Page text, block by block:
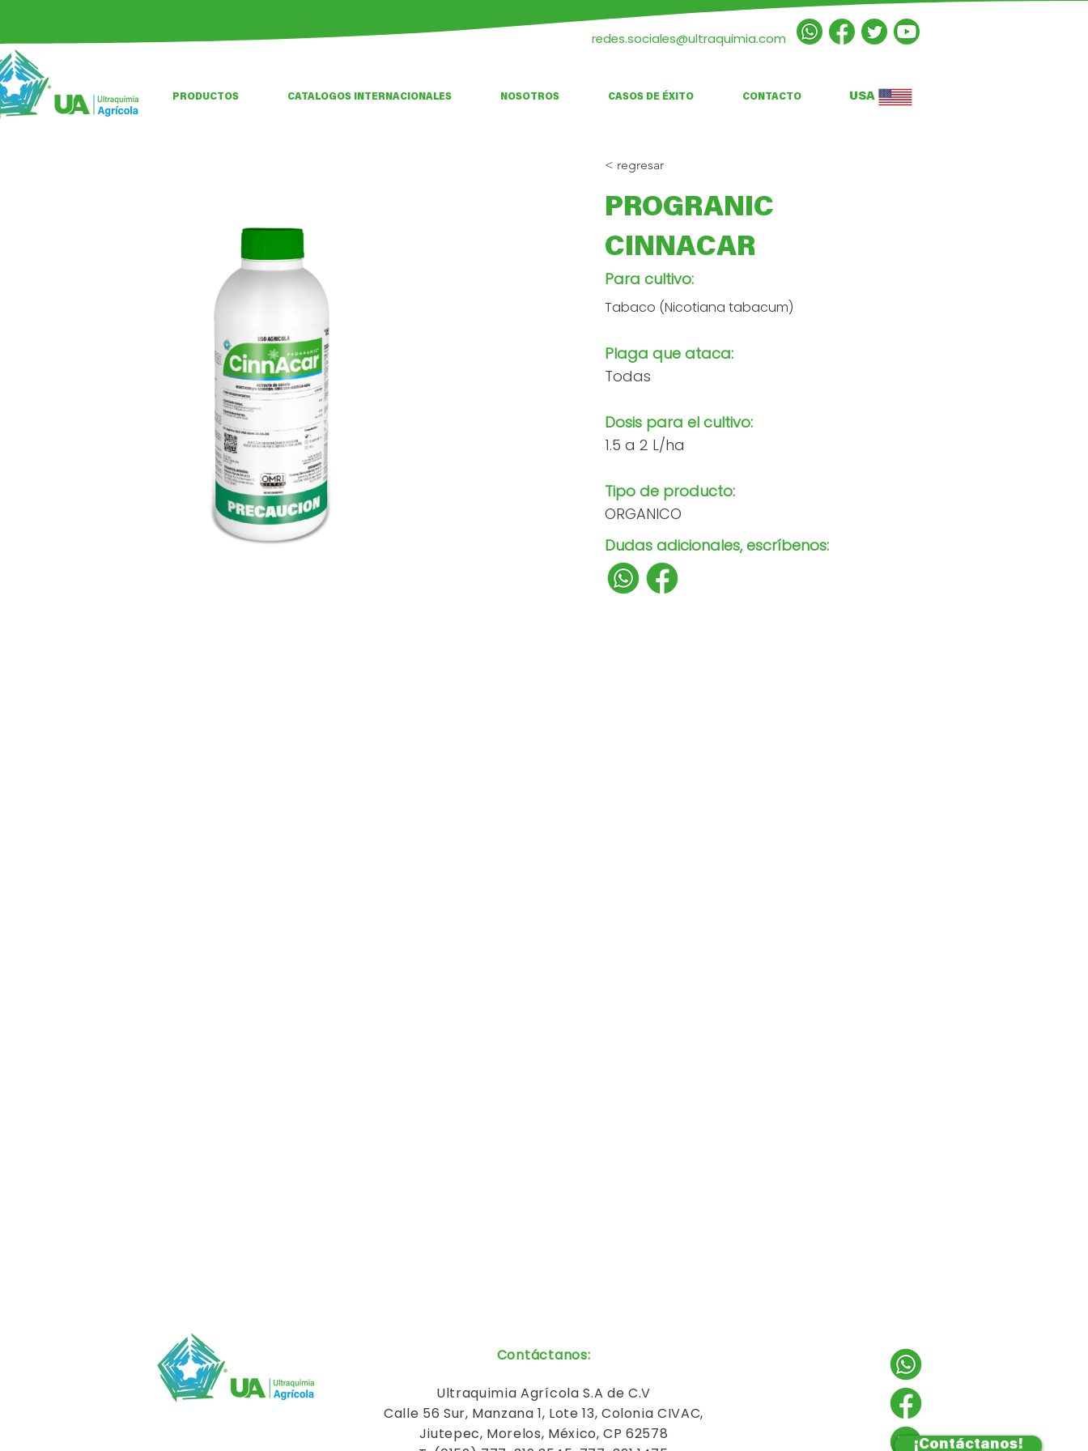
redes.sociales@ultraquimia.com
PRODUCTOS CATALOGOS INTERNACIONALES NOSOTROS CASOS DE ÉXITO CONTACTO USA
< regresar
PROGRANIC
CINNACAR
Para cultivo:
Tabaco (Nicotiana tabacum)
Plaga que ataca:
Todas
Dosis para el cultivo:
1.5 a 2 L/ha
Tipo de producto:
ORGANICO
Dudas adicionales, escríbenos:
¡Contáctanos!
Contáctanos:
Ultraquimia Agrícola S.A de C.V
Calle 56 Sur, Manzana 1, Lote 13, Colonia CIVAC,
Jiutepec, Morelos, México, CP 62578